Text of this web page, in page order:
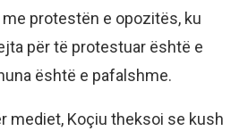
protestën e opozitës, ku
për të protestuar është e
është e pafalshme.
mediet, Koçiu theksoi se kush